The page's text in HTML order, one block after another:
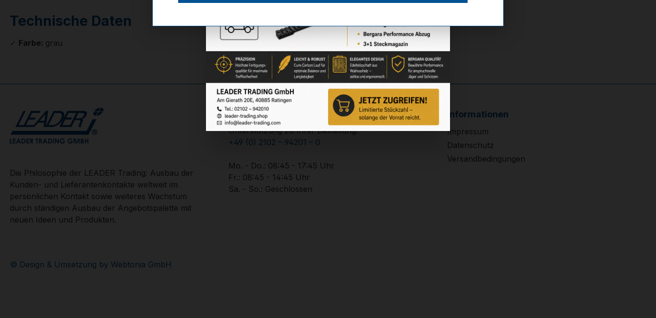
Technische Daten
✓ Farbe: grau
Die Philosophie der LEADER Trading: Ausbau der
Kunden- und Lieferantenkontakte weltweit im
persönlichen Kontakt sowie weiteres Wachstum
durch ständigen Ausbau der Angebotspalette mit
neuen Ideen und Produkten.
Service-Hotline
Unterstützung zu Ihrer Bestellung:
+49 (0) 2102 – 94201 – 0
Mo. - Do.: 08:45 - 17:45 Uhr
Fr.: 08:45 - 14:45 Uhr
Sa. - So.: Geschlossen
Informationen
Impressum
Datenschutz
Versandbedingungen
© Design & Umsetzung by Webtonia GmbH